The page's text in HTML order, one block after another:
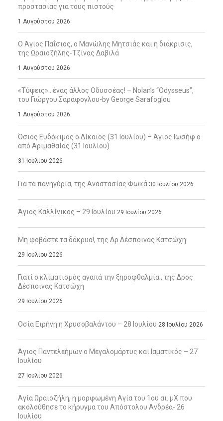
προστασίας για τους πιστούς
1 Αυγούστου 2026
Ο Άγιος Παΐσιος, ο Μανώλης Μητσιάς και η διάκρισις,
της Ωραιοζήλης-Τζίνας Δαβιλά
1 Αυγούστου 2026
«Τύψεις»…ένας άλλος Οδυσσέας! – Nolan’s “Odysseus”,
του Γιώργου Σαράφογλου-by George Sarafoglou
1 Αυγούστου 2026
Όσιος Ευδόκιμος ο Δίκαιος (31 Ιουλίου) – Άγιος Ιωσήφ ο
από Αριμαθαίας (31 Ιουλίου)
31 Ιουλίου 2026
Για τα πανηγύρια, της Αναστασίας Φωκά 30 Ιουλίου 2026
Άγιος Καλλίνικος – 29 Ιουλίου 29 Ιουλίου 2026
Μη φοβάστε τα δάκρυα!, της Δρ Δέσποινας Κατσώχη
29 Ιουλίου 2026
Γιατί ο κλιματισμός αγαπά την ξηροφθαλμία;, της Δρος
Δέσποινας Κατσώχη
29 Ιουλίου 2026
Οσία Ειρήνη η Χρυσοβαλάντου – 28 Ιουλίου 28 Ιουλίου 2026
Άγιος Παντελεήμων ο Μεγαλομάρτυς και Ιαματικός – 27
Ιουλίου
27 Ιουλίου 2026
Αγία Ωραιοζήλη, η μορφωμένη Αγία του 1ου αι. μΧ που
ακολούθησε το κήρυγμα του Απόστολου Ανδρέα- 26
Ιουλίου